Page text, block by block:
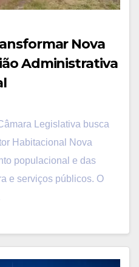
Nova
Administrativa
Legislativa busca
Habitacional Nova
populacional e das
e serviços públicos. O